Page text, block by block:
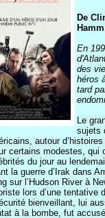
De
En
des
héros
tard
Le
sujets
autour
certains modestes, qui
du jour au
la guerre d’Irak dans
sur l’Hudson River à
lors d’une tentative
bienveillant, lui
à la bombe, fut